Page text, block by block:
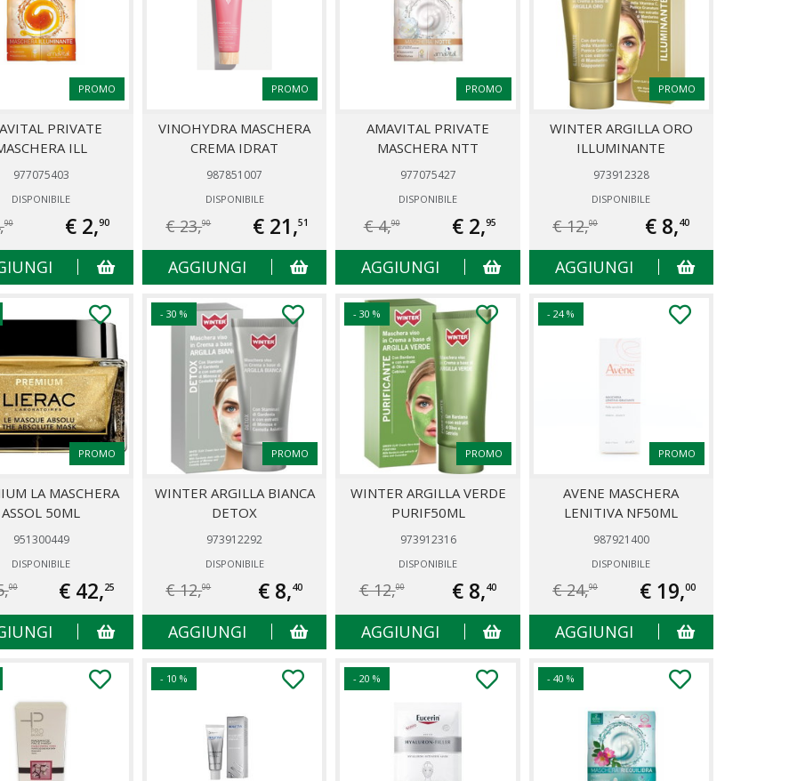
PROMO
PRIVATE
ILL
977075403
DISPONIBILE
90 € 2,90
PROMO
VINOHYDRA MASCHERA
CREMA IDRAT
987851007
DISPONIBILE
€ 23,90 € 21,51
AGGIUNGI
PROMO
AMAVITAL PRIVATE
MASCHERA NTT
977075427
DISPONIBILE
€ 4,90 € 2,95
AGGIUNGI
PROMO
WINTER ARGILLA ORO
ILLUMINANTE
973912328
DISPONIBILE
€ 12,00 € 8,40
AGGIUNGI
PROMO
LA MASCHERA
ASSOL 50ML
951300449
DISPONIBILE
00 € 42,25
- 30 %
PROMO
WINTER ARGILLA BIANCA
DETOX
973912292
DISPONIBILE
€ 12,00 € 8,40
AGGIUNGI
- 30 %
PROMO
WINTER ARGILLA VERDE
PURIF50ML
973912316
DISPONIBILE
€ 12,00 € 8,40
AGGIUNGI
- 24 %
PROMO
AVENE MASCHERA
LENITIVA NF50ML
987921400
DISPONIBILE
€ 24,90 € 19,00
AGGIUNGI
- 10 % - 20 % - 40 %